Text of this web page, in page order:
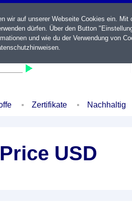
Zertifikate Nachhaltig
USD
wir auf unserer Webseite Cookies ein. Mit
dürfen. Über den Button
und wie du der Verwendung von
.